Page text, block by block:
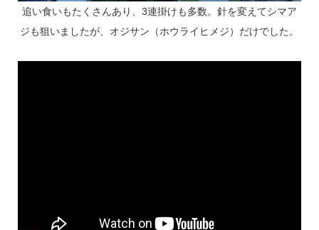
追い食いもたくさんあり、3連掛けも多数。針を変えてシマア
ジも狙いましたが、オジサン（ホウライヒメジ）だけでした。